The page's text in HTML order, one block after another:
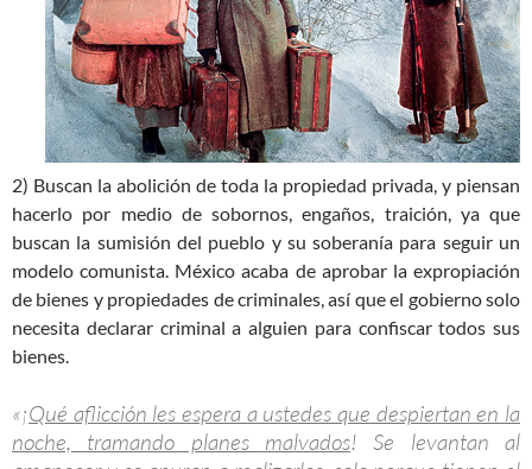
2) Buscan la abolición de toda la propiedad privada, y piensan
hacerlo por medio de sobornos, engaños, traición, ya que
buscan la sumisión del pueblo y su soberanía para seguir un
modelo comunista. México acaba de aprobar la expropiación
de bienes y propiedades de criminales, así que el gobierno solo
necesita declarar criminal a alguien para confiscar todos sus
bienes.
«¡Qué aflicción les espera a ustedes que despiertan en la
noche, tramando planes malvados! Se levantan al